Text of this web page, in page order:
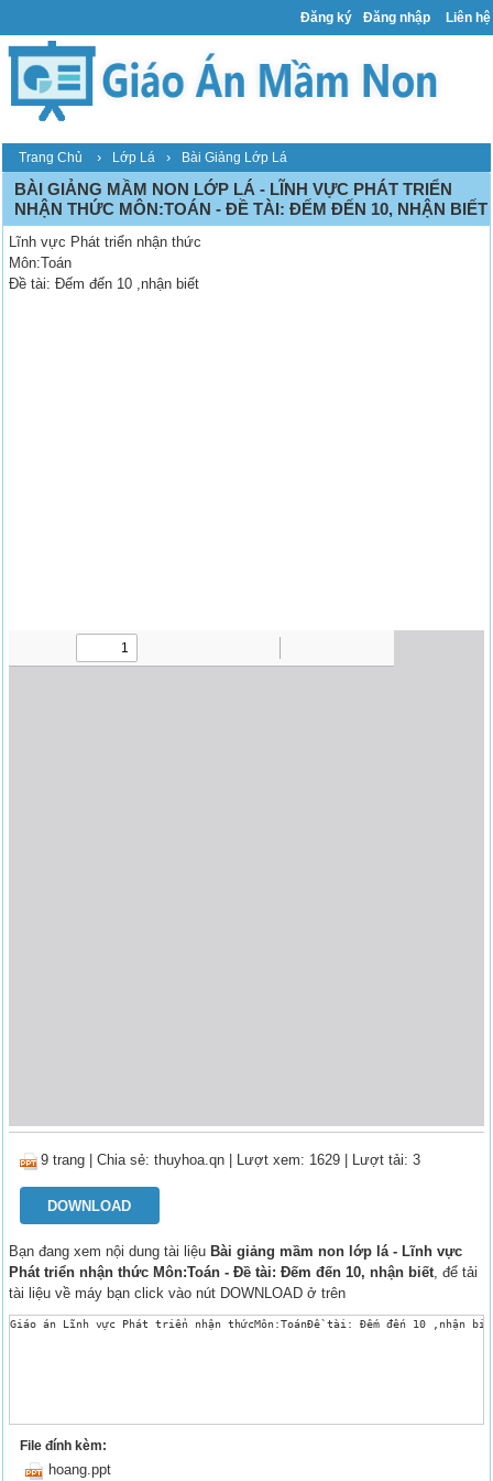
Đăng ký Đăng nhập Liên hệ
Trang Chủ › Lớp Lá › Bài Giảng Lớp Lá
BÀI GIẢNG MẦM NON LỚP LÁ - LĨNH VỰC PHÁT TRIỂN
NHẬN THỨC MÔN:TOÁN - ĐỀ TÀI: ĐẾM ĐẾN 10, NHẬN BIẾT
Lĩnh vực Phát triển nhận thức
Môn:Toán
Đề tài: Đếm đến 10 ,nhận biết
9 trang |Chia sẻ:thuyhoa.qn | Lượt xem: 1629 | Lượt tải: 3
DOWNLOAD
Bạn đang xem nội dung tài liệu Bài giảng mầm non lớp lá - Lĩnh vực
Phát triển nhận thức Môn:Toán - Đề tài: Đếm đến 10, nhận biết, để tải
tài liệu về máy bạn click vào nút DOWNLOAD ở trên
Giáo án Lĩnh vực Phát triển nhận thứcMôn:ToánĐề tài: Đếm đến 10 ,nhận
File đính kèm:
hoang.ppt